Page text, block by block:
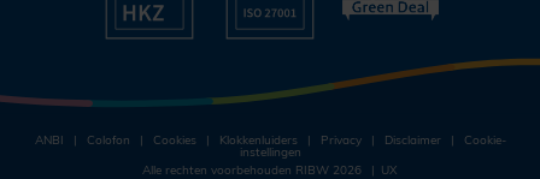
ANBI Colofon Cookies Klokkenluiders Privacy Disclaimer Cookie-
instellingen
Alle rechten voorbehouden RIBW 2026
UX